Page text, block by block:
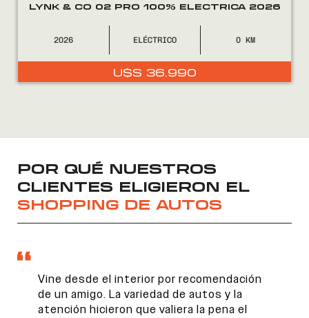
LYNK & CO 02 PRO 100% ELECTRICA 2026
2026 ELÉCTRICO 0
U$S 36.990
POR QUÉ NUESTROS
CLIENTES ELIGIERON EL
SHOPPING DE AUTOS
Vine desde el interior por recomendación
de un amigo. La variedad de autos y la
atención hicieron que valiera la pena el